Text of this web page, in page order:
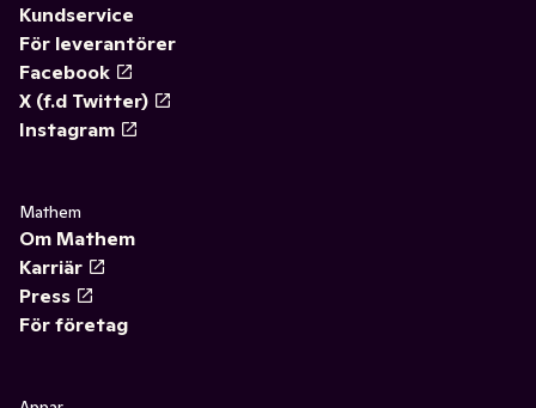
Kundservice
För leverantörer
Facebook
X (f.d Twitter)
Instagram
Mathem
Om Mathem
Karriär
Press
För företag